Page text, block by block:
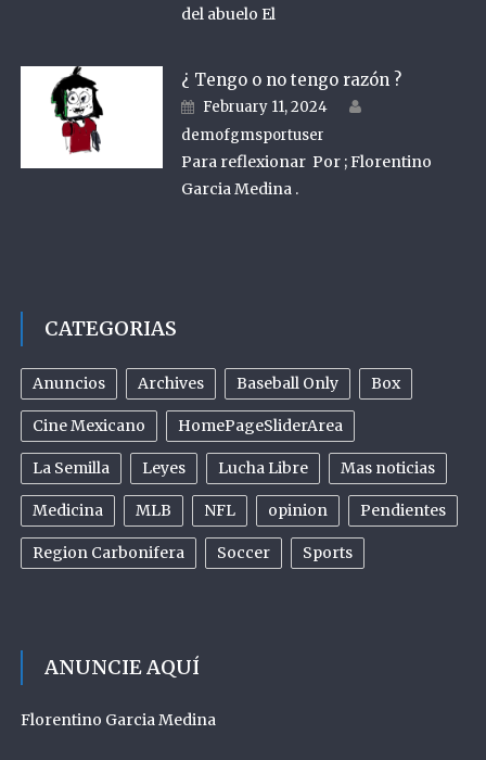
del abuelo El
¿ Tengo o no tengo razón ?
Posted on
February 11, 2024
demofgmsportuser
Para reflexionar Por ; Florentino
Garcia Medina .
CATEGORIAS
Anuncios Archives Baseball Only Box
Cine Mexicano HomePageSliderArea
La Semilla Leyes Lucha Libre Mas noticias
Medicina MLB NFL opinion Pendientes
Region Carbonifera Soccer Sports
ANUNCIE AQUÍ
Florentino Garcia Medina